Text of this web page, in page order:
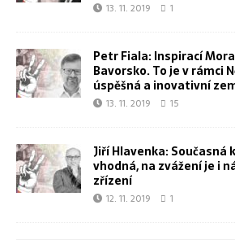
13. 11. 2019 1
Petr Fiala: Inspirací
Bavorsko. To je v rámci
úspěšná a inovativní
13. 11. 2019 15
Jiří Hlavenka: Současná
vhodná, na zvážení je i
zřízení
12. 11. 2019 1